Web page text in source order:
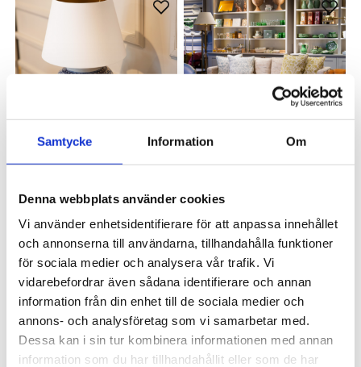
Samtycke Information Om
Denna webbplats använder cookies
Vi använder enhetsidentifierare för att anpassa innehållet
och annonserna till användarna, tillhandahålla funktioner
för sociala medier och analysera vår trafik. Vi
vidarebefordrar även sådana identifierare och annan
information från din enhet till de sociala medier och
annons- och analysföretag som vi samarbetar med.
Dessa kan i sin tur kombinera informationen med annan
information som du har tillhandahållit eller som de har
Lampfot Kina blå/vit
Soffa New York 2 sits Tessa
86 995 kr